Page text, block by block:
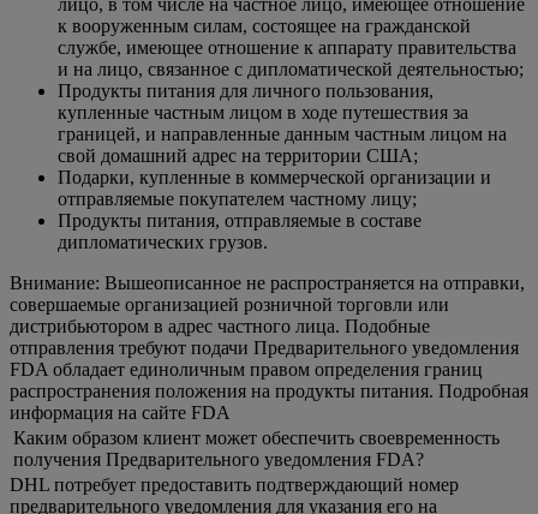
к вооруженным силам, состоящее на гражданской
службе, имеющее отношение к аппарату правительства
и на лицо, связанное с дипломатической деятельностью;
Продукты питания для личного пользования,
купленные частным лицом в ходе путешествия за
границей, и направленные данным частным лицом на
свой домашний адрес на территории США;
Подарки, купленные в коммерческой организации и
отправляемые покупателем частному лицу;
Продукты питания, отправляемые в составе
дипломатических грузов.
Внимание: Вышеописанное не распространяется на отправки,
совершаемые организацией розничной торговли или
дистрибьютором в адрес частного лица. Подобные
отправления требуют подачи Предварительного уведомления
FDA обладает единоличным правом определения границ
распространения положения на продукты питания. Подробная
информация на сайте FDA
Каким образом клиент может обеспечить своевременность
получения Предварительного уведомления FDA?
DHL потребует предоставить подтверждающий номер
предварительного уведомления для указания его на